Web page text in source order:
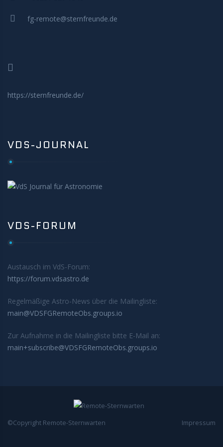
fg-remote@sternfreunde.de
https://sternfreunde.de/
VDS-JOURNAL
VDS-FORUM
Austausch im VdS-Forum:
https://forum.vdsastro.de
Regelmäßige Astro-News über die Mailingliste:
main@VDSFGRemoteObs.groups.io
Zur Aufnahme in die Mailingliste bitte E-Mail an:
main+subscribe@VDSFGRemoteObs.groups.io
©Copyright Remote-Sternwarten Impressum